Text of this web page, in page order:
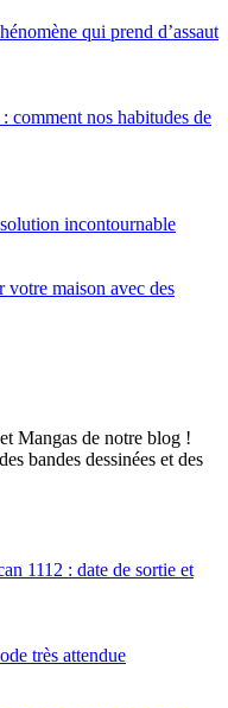
qui prend d’assaut
comment nos habitudes de
incontournable
votre maison avec des
Mangas de notre blog !
bandes dessinées et des
1112 : date de sortie et
très attendue